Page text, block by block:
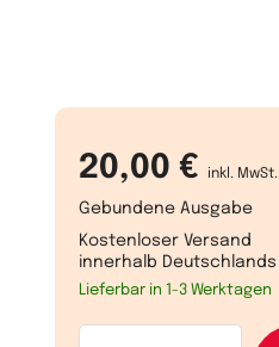
20,00 € inkl. MwSt.
Gebundene Ausgabe
Kostenloser Versand
innerhalb Deutschlands
Lieferbar in 1-3 Werktagen